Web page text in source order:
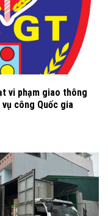
vi phạm giao thông
công Quốc gia